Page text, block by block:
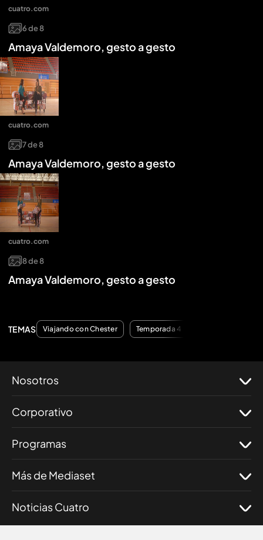
6de8
Amaya Valdemoro, gesto a gesto
cuatro.com
7de8
Amaya Valdemoro, gesto a gesto
cuatro.com
8de8
Amaya Valdemoro, gesto a gesto
cuatro.com
TEMAS Viajando con Chester Temporada 4
Nosotros
Corporativo
Programas
Más de Mediaset
Noticias Cuatro